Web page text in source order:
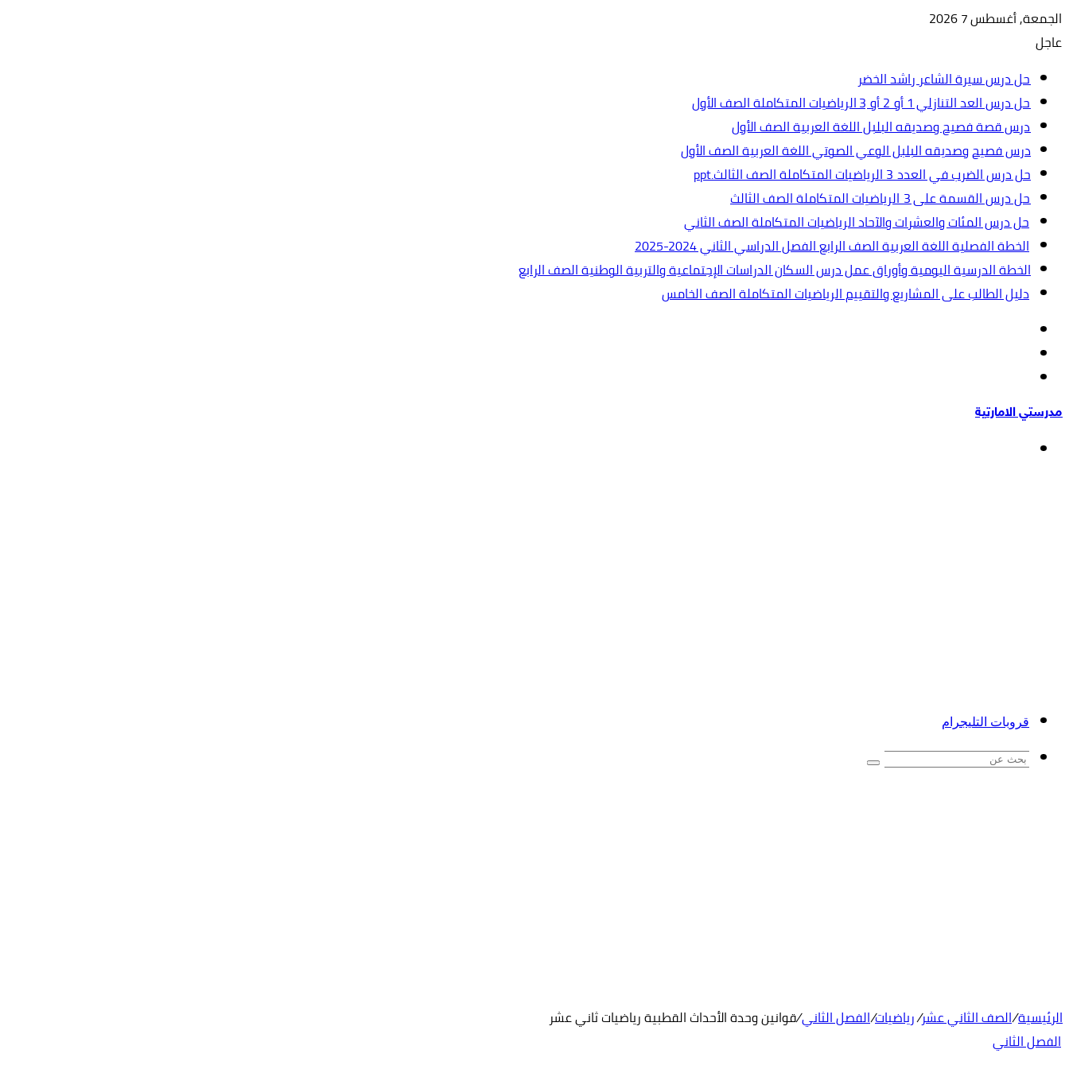
الجمعة, أغسطس 7 2026
عاجل
حل درس سيرة الشاعر راشد الخضر
حل درس العد التنازلي 1 أو 2 أو 3 الرياضيات المتكاملة الصف الأول
درس قصة فصيح وصديقه البلبل اللغة العربية الصف الأول
درس فصيح وصديقه البلبل الوعي الصوتي اللغة العربية الصف الأول
حل درس الضرب في العدد 3 الرياضيات المتكاملة الصف الثالث.ppt
حل درس القسمة على 3 الرياضيات المتكاملة الصف الثالث
حل درس المئات والعشرات والآحاد الرياضيات المتكاملة الصف الثاني
الخطة الفصلية اللغة العربية الصف الرابع الفصل الدراسي الثاني 2024-2025
الخطة الدرسية اليومية وأوراق عمل درس السكان الدراسات الإجتماعية والتربية الوطنية الصف الرابع
دليل الطالب على المشاريع والتقييم الرياضيات المتكاملة الصف الخامس
عمود
جانبي
مدرستي الامارتية
قروبات التليجرام
بحث
الرئيسية/الصف الثاني عشر/رياضيات/الفصل الثاني/قوانين وحدة الأحداث القطبية رياضيات ثاني عشر
الفصل الثاني